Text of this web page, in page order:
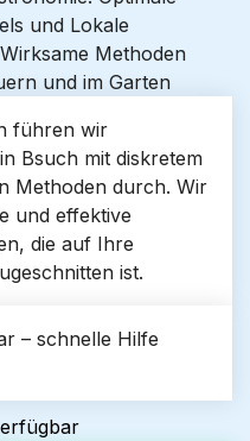
und Lokale
Methoden
und im Garten
führen wir
Bsuch mit diskretem
Methoden durch. Wir
und effektive
die auf Ihre
ist.
– schnelle Hilfe